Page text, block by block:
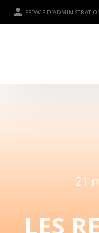
ESPACE
21
LES